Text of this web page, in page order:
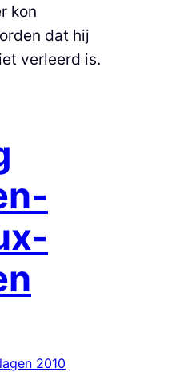
kon
dat hij
verleerd is.
2010